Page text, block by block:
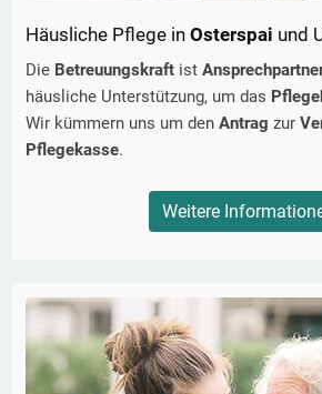
Häusliche Pflege in Osterspai und
Die Betreuungskraft ist
häusliche Unterstützung, um das
Wir kümmern uns um den Antrag zur
Pflegekasse.
Weitere